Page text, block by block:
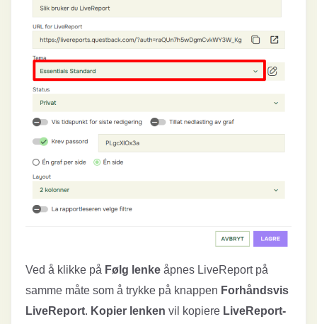
Ved å klikke på Følg lenke åpnes LiveReport på
samme måte som å trykke på knappen Forhåndsvis
LiveReport. Kopier lenken vil kopiere LiveReport-